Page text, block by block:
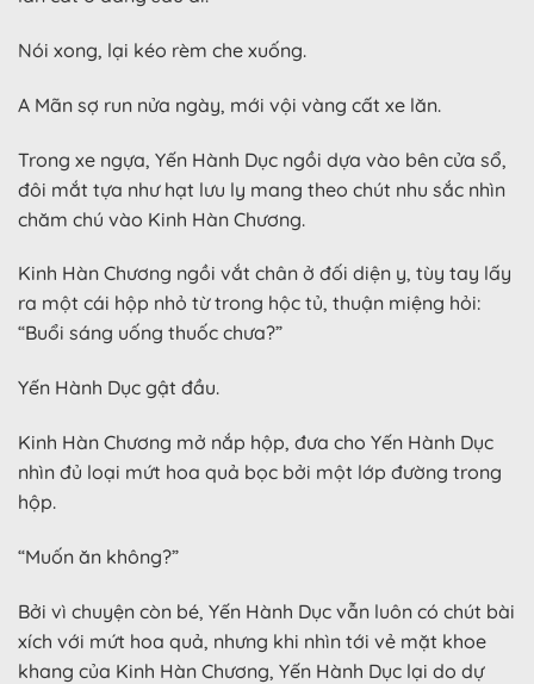
Nói xong, lại kéo rèm che xuống.
A Mãn sợ run nửa ngày, mới vội vàng cất xe lăn.
Trong xe ngựa, Yến Hành Dục ngồi dựa vào bên cửa sổ,
đôi mắt tựa như hạt lưu ly mang theo chút nhu sắc nhìn
chăm chú vào Kinh Hàn Chương.
Kinh Hàn Chương ngồi vắt chân ở đối diện y, tùy tay lấy
ra một cái hộp nhỏ từ trong hộc tủ, thuận miệng hỏi:
“Buổi sáng uống thuốc chưa?”
Yến Hành Dục gật đầu.
Kinh Hàn Chương mở nắp hộp, đưa cho Yến Hành Dục
nhìn đủ loại mứt hoa quả bọc bởi một lớp đường trong
hộp.
“Muốn ăn không?”
Bởi vì chuyện còn bé, Yến Hành Dục vẫn luôn có chút bài
xích với mứt hoa quả, nhưng khi nhìn tới vẻ mặt khoe
khang của Kinh Hàn Chương, Yến Hành Dục lại do dự